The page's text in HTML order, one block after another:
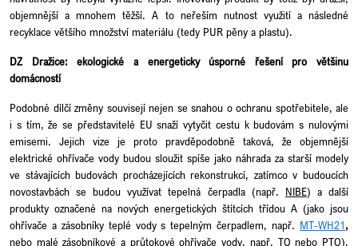
objemnější a mnohem těžší. A to neřeším nutnost využití a následné
recyklace většího množství materiálu (tedy PUR pěny a plastu).
DZ Dražice: ekologické a energeticky úsporné řešení pro většinu
domácností
Podobné dílčí změny souvisejí nejen se snahou o ochranu spotřebitele, ale
i s tím, že se představitelé EU snaží vytyčit cestu k budovám s nulovými
emisemi. Jejich vize je proto pravděpodobně taková, že objemnější
elektrické ohřívače vody budou sloužit spíše jako náhrada za starší modely
ve stávajících budovách procházejících rekonstrukcí, zatímco v budoucích
novostavbách se budou využívat tepelná čerpadla (např. NIBE) a další
produkty označené na nových energetických štítcích třídou A (jako jsou
ohřívače a zásobníky teplé vody s tepelným čerpadlem, např. MT-WH21,
nebo malé zásobníkové a průtokové ohřívače vody, např. TO nebo PTO).